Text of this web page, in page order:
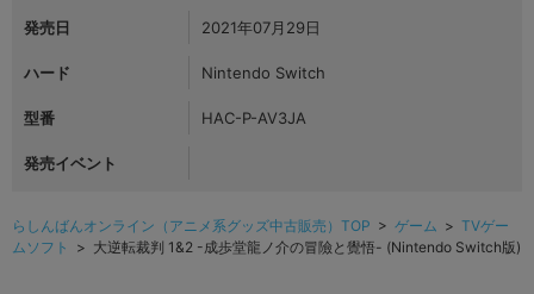
発売日 2021年07月29日
ハード Nintendo Switch
型番 HAC-P-AV3JA
発売イベント
らしんばんオンライン（アニメ系グッズ中古販売）TOP > ゲーム > TVゲー
ムソフト
> 大逆転裁判 1&2 -成歩堂龍ノ介の冒險と覺悟- (Nintendo Switch版)